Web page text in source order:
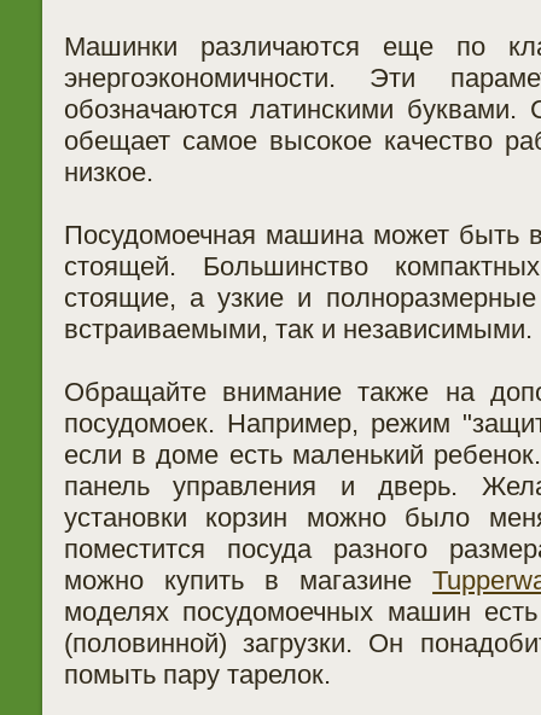
Машинки различаются еще по
энергоэкономичности. Эти
обозначаются латинскими буквами.
обещает самое высокое качество
низкое.
Посудомоечная машина может быть
стоящей. Большинство
стоящие, а узкие и
встраиваемыми, так и независимыми.
Обращайте внимание также на
посудомоек. Например, режим
если в доме есть маленький
панель управления и дверь.
установки корзин можно было
поместится посуда разного
можно купить в магазине
моделях посудомоечных машин
(половинной) загрузки. Он
помыть пару тарелок.